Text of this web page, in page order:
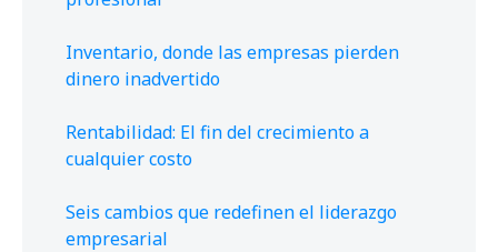
Inventario, donde las empresas pierden
dinero inadvertido
Rentabilidad: El fin del crecimiento a
cualquier costo
Seis cambios que redefinen el liderazgo
empresarial